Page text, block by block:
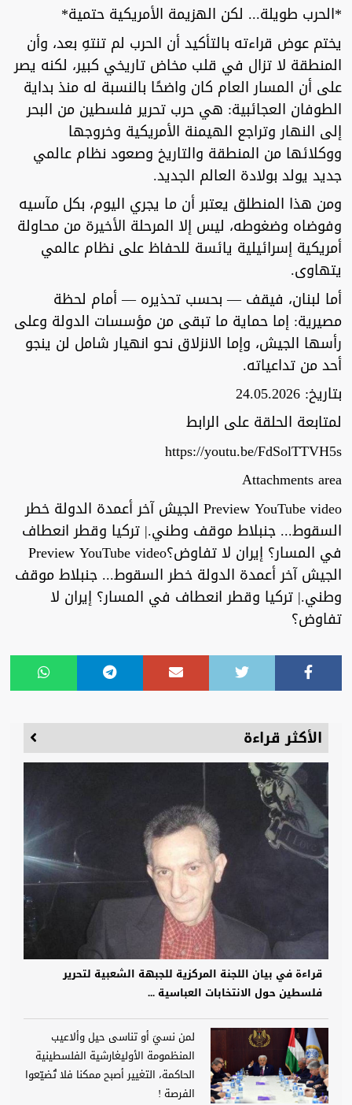
*الحرب طويلة... لكن الهزيمة الأمريكية حتمية*
يختم عوض قراءته بالتأكيد أن الحرب لم تنتهِ بعد، وأن
المنطقة لا تزال في قلب مخاض تاريخي كبير، لكنه يصر
على أن المسار العام كان واضحًا بالنسبة له منذ بداية
الطوفان العجائبية: هي حرب تحرير فلسطين من البحر
إلى النهار وتراجع الهيمنة الأمريكية وخروجها
ووكلائها من المنطقة والتاريخ وصعود نظام عالمي
جديد يولد بولادة العالم الجديد.
ومن هذا المنطلق يعتبر أن ما يجري اليوم، بكل مآسيه
وفوضاه وضغوطه، ليس إلا المرحلة الأخيرة من محاولة
أمريكية إسرائيلية يائسة للحفاظ على نظام عالمي
يتهاوى.
أما لبنان، فيقف — بحسب تحذيره — أمام لحظة
مصيرية: إما حماية ما تبقى من مؤسسات الدولة وعلى
رأسها الجيش، وإما الانزلاق نحو انهيار شامل لن ينجو
أحد من تداعياته.
بتاريخ: 24.05.2026
لمتابعة الحلقة على الرابط
https://youtu.be/FdSolTTVH5s
Attachments area
Preview YouTube video الجيش آخر أعمدة الدولة خطر
السقوط... جنبلاط موقف وطني.| تركيا وقطر انعطاف
في المسار؟ إيران لا تفاوض؟Preview YouTube video
الجيش آخر أعمدة الدولة خطر السقوط... جنبلاط موقف
وطني.| تركيا وقطر انعطاف في المسار؟ إيران لا
تفاوض؟
الأكثر قراءة
قراءة في بيان اللجنة المركزية للجبهة الشعبية لتحرير
فلسطين حول الانتخابات العباسية ...
لمن نسيَ أو تناسى حيل وألاعيب
المنظمومة الأوليغارشية الفلسطينية
الحاكمة، التغيير أصبح ممكنا فلا تُضيّعوا
الفرصة !